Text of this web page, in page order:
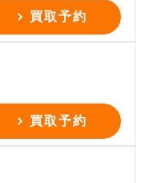
買取予約
買取予約